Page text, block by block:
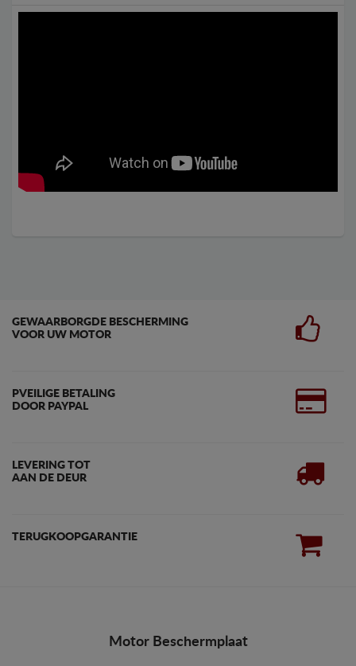
GEWAARBORGDE BESCHERMING
VOOR UW MOTOR
PVEILIGE BETALING
DOOR PAYPAL
LEVERING TOT
AAN DE DEUR
TERUGKOOPGARANTIE
Motor Beschermplaat